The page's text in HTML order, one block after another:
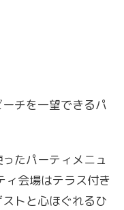
チを一望できるパ
たパーティメニュ
ィ会場はテラス付き
トと心ほぐれるひ